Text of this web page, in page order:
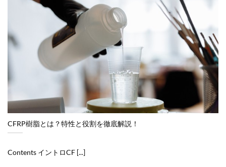
CFRP樹脂とは？特性と役割を徹底解説！
Contents イントロCF [...]